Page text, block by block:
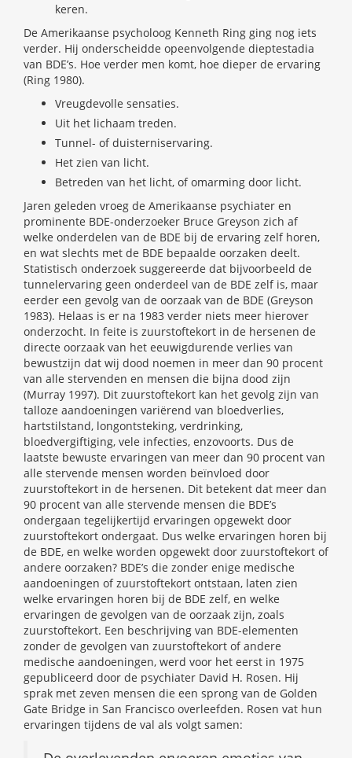
keren.
De Amerikaanse psycholoog Kenneth Ring ging nog iets
verder. Hij onderscheidde opeenvolgende dieptestadia
van BDE’s. Hoe verder men komt, hoe dieper de ervaring
(Ring 1980).
Vreugdevolle sensaties.
Uit het lichaam treden.
Tunnel- of duisterniservaring.
Het zien van licht.
Betreden van het licht, of omarming door licht.
Jaren geleden vroeg de Amerikaanse psychiater en
prominente BDE-onderzoeker Bruce Greyson zich af
welke onderdelen van de BDE bij de ervaring zelf horen,
en wat slechts met de BDE bepaalde oorzaken deelt.
Statistisch onderzoek suggereerde dat bijvoorbeeld de
tunnelervaring geen onderdeel van de BDE zelf is, maar
eerder een gevolg van de oorzaak van de BDE (Greyson
1983). Helaas is er na 1983 verder niets meer hierover
onderzocht. In feite is zuurstoftekort in de hersenen de
directe oorzaak van het eeuwigdurende verlies van
bewustzijn dat wij dood noemen in meer dan 90 procent
van alle stervenden en mensen die bijna dood zijn
(Murray 1997). Dit zuurstoftekort kan het gevolg zijn van
talloze aandoeningen variërend van bloedverlies,
hartstilstand, longontsteking, verdrinking,
bloedvergiftiging, vele infecties, enzovoorts. Dus de
laatste bewuste ervaringen van meer dan 90 procent van
alle stervende mensen worden beïnvloed door
zuurstoftekort in de hersenen. Dit betekent dat meer dan
90 procent van alle stervende mensen die BDE’s
ondergaan tegelijkertijd ervaringen opgewekt door
zuurstoftekort ondergaat. Dus welke ervaringen horen bij
de BDE, en welke worden opgewekt door zuurstoftekort of
andere oorzaken? BDE’s die zonder enige medische
aandoeningen of zuurstoftekort ontstaan, laten zien
welke ervaringen horen bij de BDE zelf, en welke
ervaringen de gevolgen van de oorzaak zijn, zoals
zuurstoftekort. Een beschrijving van BDE-elementen
zonder de gevolgen van zuurstoftekort of andere
medische aandoeningen, werd voor het eerst in 1975
gepubliceerd door de psychiater David H. Rosen. Hij
sprak met zeven mensen die een sprong van de Golden
Gate Bridge in San Francisco overleefden. Rosen vat hun
ervaringen tijdens de val als volgt samen: